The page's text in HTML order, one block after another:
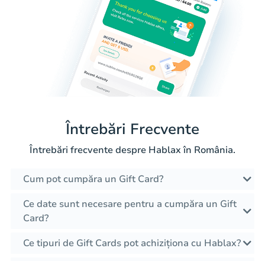
Întrebări Frecvente
Întrebări frecvente despre Hablax în România.
Cum pot cumpăra un Gift Card?
Ce date sunt necesare pentru a cumpăra un Gift
Card?
Ce tipuri de Gift Cards pot achiziționa cu Hablax?